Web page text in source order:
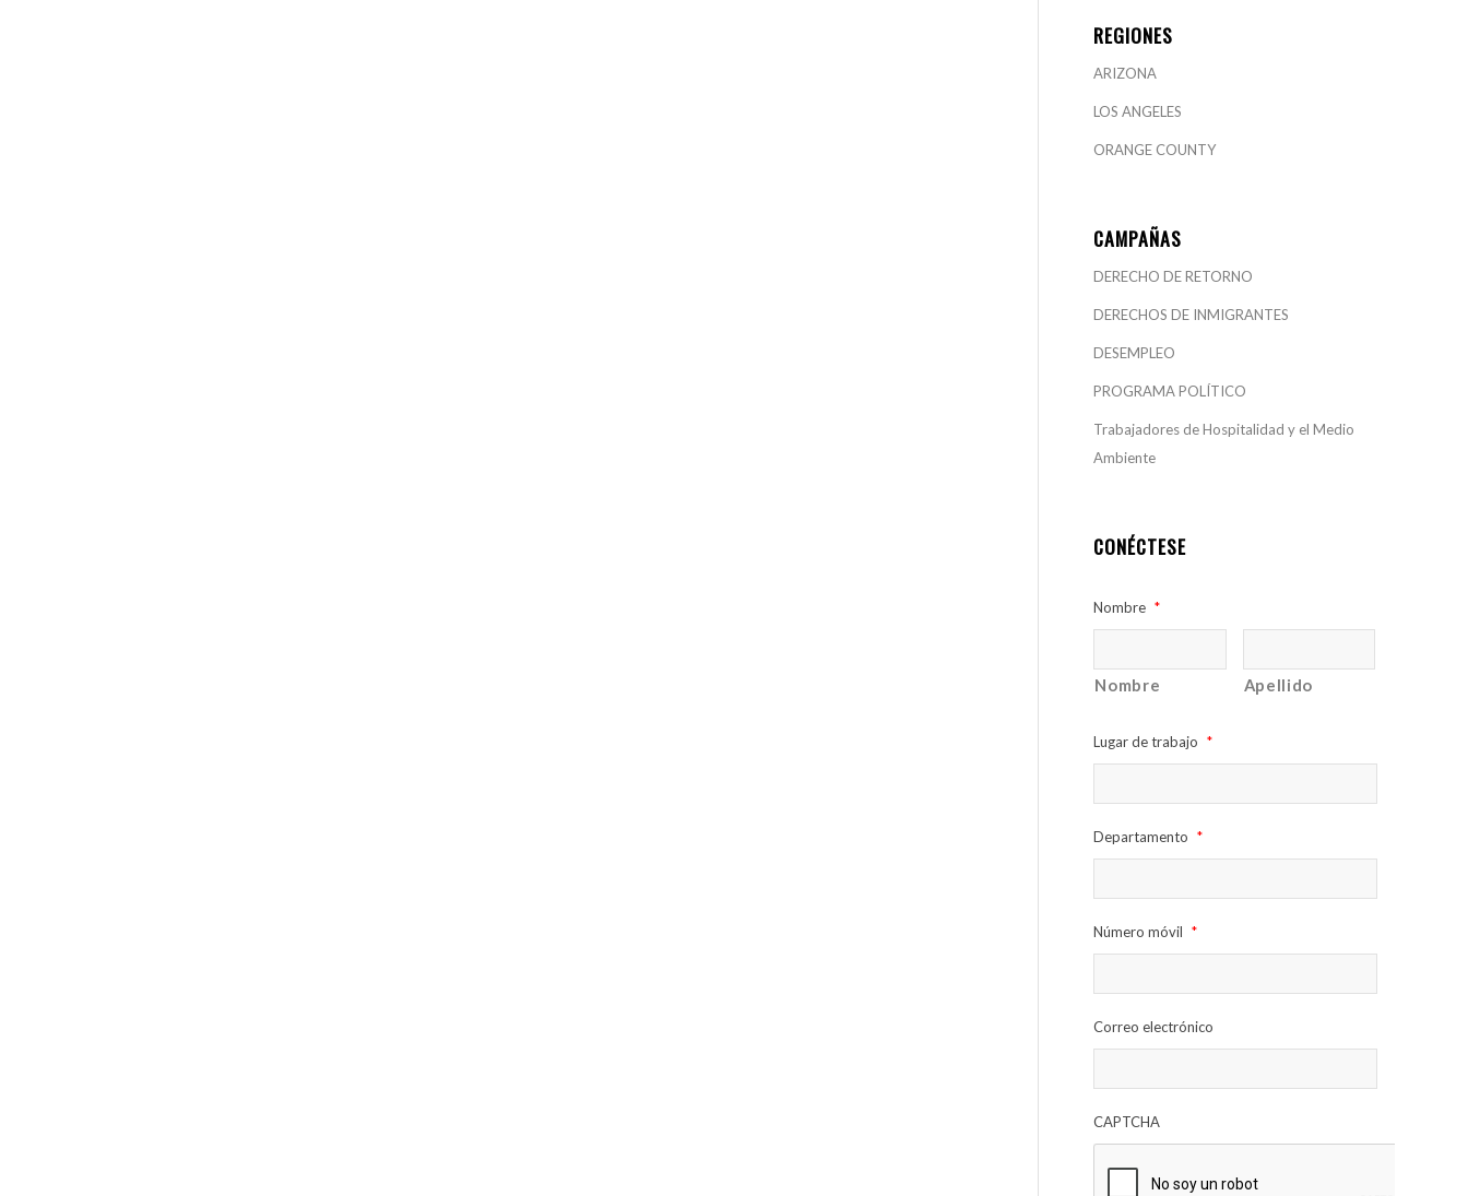
REGIONES
ARIZONA
LOS ANGELES
ORANGE COUNTY
CAMPAÑAS
DERECHO DE RETORNO
DERECHOS DE INMIGRANTES
DESEMPLEO
PROGRAMA POLÍTICO
Trabajadores de Hospitalidad y el Medio
Ambiente
CONÉCTESE
Nombre *
Nombre Apellido
Lugar de trabajo *
Departamento *
Número móvil *
Correo electrónico
CAPTCHA